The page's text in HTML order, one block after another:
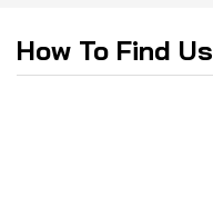
How To Find Us